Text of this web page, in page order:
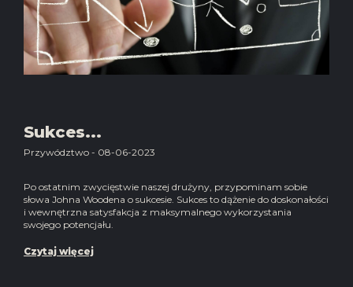
Sukces...
Przywództwo - 08-06-2023
Po ostatnim zwycięstwie naszej drużyny, przypominam sobie
słowa Johna Woodena o sukcesie. Sukces to dążenie do doskonałości
i wewnętrzna satysfakcja z maksymalnego wykorzystania
swojego potencjału.
Czytaj więcej